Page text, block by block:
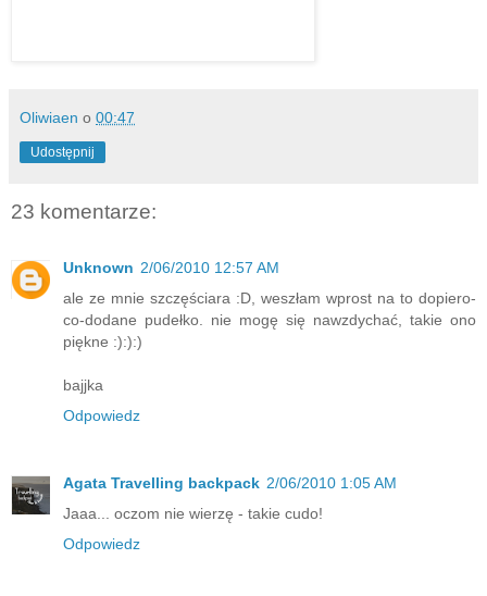
Oliwiaen o 00:47
Udostępnij
23 komentarze:
Unknown 2/06/2010 12:57 AM
ale ze mnie szczęściara :D, weszłam wprost na to dopiero-
co-dodane pudełko. nie mogę się nawzdychać, takie ono
piękne :):):)
bajjka
Odpowiedz
Agata Travelling backpack 2/06/2010 1:05 AM
Jaaa... oczom nie wierzę - takie cudo!
Odpowiedz